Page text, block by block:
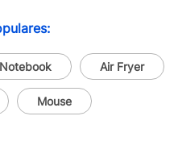
Notebook Air Fryer
Mouse